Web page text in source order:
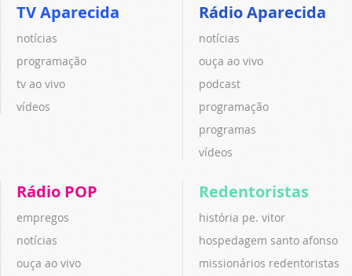
TV Aparecida
notícias
programação
tv ao vivo
vídeos
Rádio Aparecida
notícias
ouça ao vivo
podcast
programação
programas
vídeos
Rádio POP
empregos
notícias
ouça ao vivo
Redentoristas
história pe. vitor
hospedagem santo afonso
missionários redentoristas